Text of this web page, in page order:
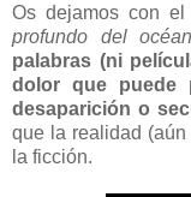
Os dejamos con el
profundo del
palabras (ni
dolor que puede
desaparición o
que la realidad
la ficción.